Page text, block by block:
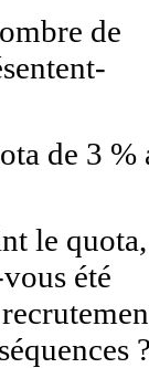
de
de 3 %
le quota,
été